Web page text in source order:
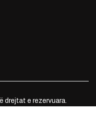
e rezervuara.